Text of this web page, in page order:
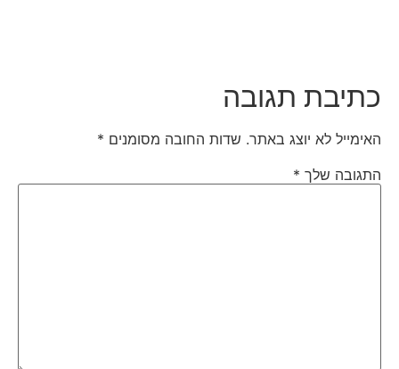
כתיבת תגובה
האימייל לא יוצג באתר. שדות החובה מסומנים*
התגובה שלך*